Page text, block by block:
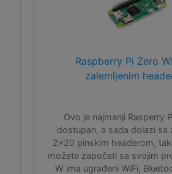
Raspberry Pi Zero
zalemljenim
Ovo je najmanji Rasperry
dostupan, a sada dolazi sa
2x20 pinskim headerom,
možete započeti sa svojim
W ima ugrađeni WiFi,